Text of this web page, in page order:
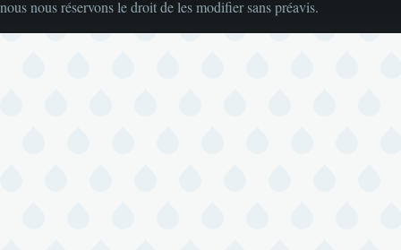
nous nous réservons le droit de les modifier sans préavis.